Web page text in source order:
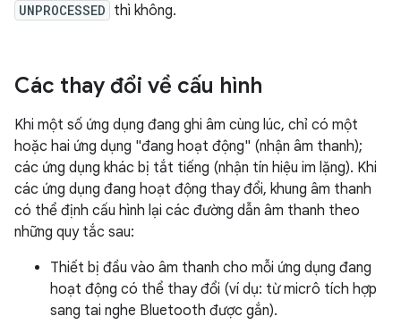
UNPROCESSED thì không.
Các thay đổi về cấu hình
Khi một số ứng dụng đang ghi âm cùng lúc, chỉ có một
hoặc hai ứng dụng "đang hoạt động" (nhận âm thanh);
các ứng dụng khác bị tắt tiếng (nhận tín hiệu im lặng). Khi
các ứng dụng đang hoạt động thay đổi, khung âm thanh
có thể định cấu hình lại các đường dẫn âm thanh theo
những quy tắc sau:
Thiết bị đầu vào âm thanh cho mỗi ứng dụng đang
hoạt động có thể thay đổi (ví dụ: từ micrô tích hợp
sang tai nghe Bluetooth được gắn).